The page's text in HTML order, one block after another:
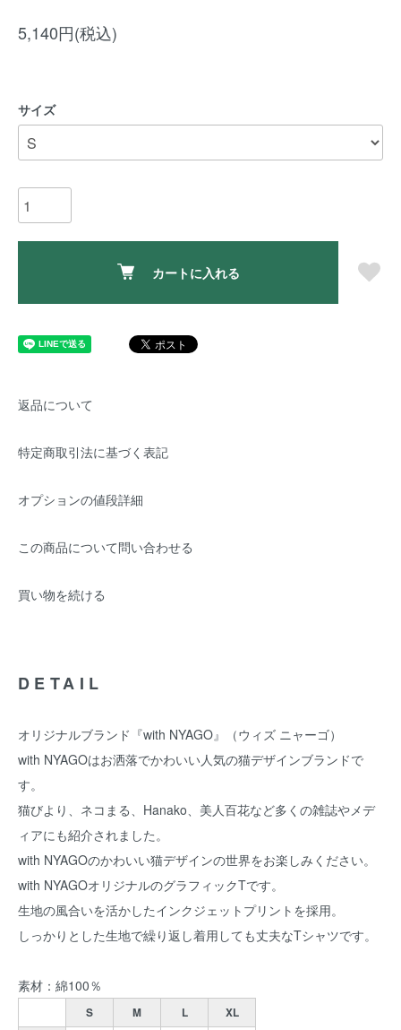
5,140円(税込)
サイズ
カートに入れる
返品について
特定商取引法に基づく表記
オプションの値段詳細
この商品について問い合わせる
買い物を続ける
DETAIL
オリジナルブランド『with NYAGO』（ウィズ ニャーゴ）
with NYAGOはお洒落でかわいい人気の猫デザインブランドで
す。
猫びより、ネコまる、Hanako、美人百花など多くの雑誌やメデ
ィアにも紹介されました。
with NYAGOのかわいい猫デザインの世界をお楽しみください。
with NYAGOオリジナルのグラフィックTです。
生地の風合いを活かしたインクジェットプリントを採用。
しっかりとした生地で繰り返し着用しても丈夫なTシャツです。
素材：綿100％
S M L
XL